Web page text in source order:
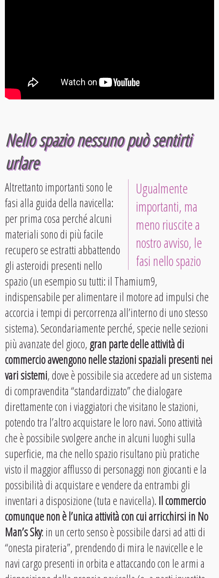
Nello spazio nessuno può sentirti
urlare
Ugualmente
importanti, ma
meno riuscite a
nostro avviso, le
fasi nello spazio
Altrettanto importanti sono le
fasi alla guida della navicella:
per prima cosa perché alcuni
materiali sono di più facile
recupero se estratti abbattendo
gli asteroidi presenti nello
spazio (un esempio su tutti: il Thamium9,
indispensabile per alimentare il motore ad impulsi che
accorcia i tempi di percorrenza all’interno di uno stesso
sistema). Secondariamente perché, specie nelle sezioni
più avanzate del gioco,gran parte delle attività di
commercio avvengono nelle stazioni spaziali presenti nei
vari sistemi, dove è possibile sia accedere ad un sistema
di compravendita “standardizzato” che dialogare
direttamente con i viaggiatori che visitano le stazioni,
potendo tra l’altro acquistare le loro navi. Sono attività
che è possibile svolgere anche in alcuni luoghi sulla
superficie, ma che nello spazio risultano più pratiche
visto il maggior afflusso di personaggi non giocanti e la
possibilità di acquistare e vendere da entrambi gli
inventari a disposizione (tuta e navicella).Il commercio
comunque non è l’unica attività con cui arricchirsi in No
Man’s Sky: in un certo senso è possibile darsi ad atti di
“onesta pirateria”, prendendo di mira le navicelle e le
navi cargo presenti in orbita e attaccando con le armi a